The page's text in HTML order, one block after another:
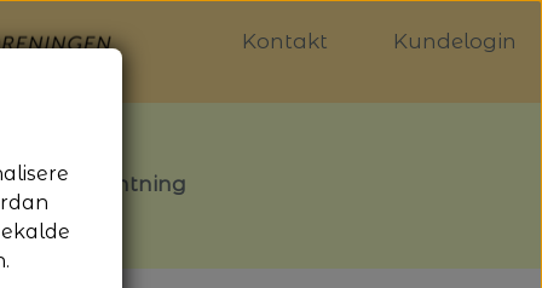
Kontakt Kundelogin
afhentning